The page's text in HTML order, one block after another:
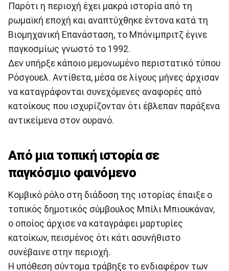
Παρότι η περιοχή έχει μακρά ιστορία από τη
ρωμαϊκή εποχή και αναπτύχθηκε έντονα κατά τη
Βιομηχανική Επανάσταση, το Μπόνιμπριτζ έγινε
παγκοσμίως γνωστό το 1992.
Δεν υπήρξε κάποιο μεμονωμένο περιστατικό τύπου
Ρόσγουελ. Αντίθετα, μέσα σε λίγους μήνες άρχισαν
να καταγράφονται συνεχόμενες αναφορές από
κατοίκους που ισχυρίζονταν ότι έβλεπαν παράξενα
αντικείμενα στον ουρανό.
Από μια τοπική ιστορία σε
παγκόσμιο φαινόμενο
Κομβικό ρόλο στη διάδοση της ιστορίας έπαιξε ο
τοπικός δημοτικός σύμβουλος Μπίλι Μπιουκάναν,
ο οποίος άρχισε να καταγράφει μαρτυρίες
κατοίκων, πεισμένος ότι κάτι ασυνήθιστο
συνέβαινε στην περιοχή.
Η υπόθεση σύντομα τράβηξε το ενδιαφέρον των